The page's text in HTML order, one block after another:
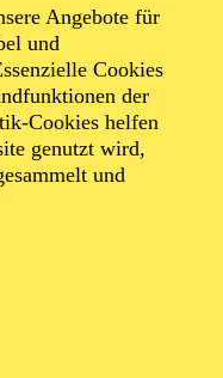
Angebote für
und
Cookies
der
Cookies helfen
genutzt wird,
und
Porter
Porter, Buch von
Lindsay und
Crouse und
von Niklas Wagner